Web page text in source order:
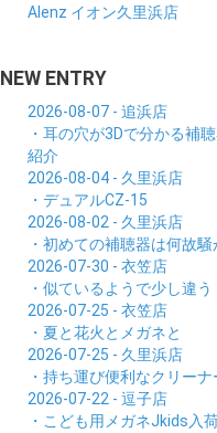
Alenz イオン久里浜店
NEW ENTRY
2026-08-07 - 追浜店
・耳の穴が3Dで分かる補
紹介
2026-08-04 - 久里浜店
・デュアルCZ-15
2026-08-02 - 久里浜店
・初めての補聴器は何故騒
2026-07-30 - 衣笠店
・似ているようで少し違う
2026-07-25 - 衣笠店
・夏と花火とメガネと
2026-07-25 - 久里浜店
・持ち運び便利なクリーナ
2026-07-22 - 逗子店
・こども用メガネJkids入